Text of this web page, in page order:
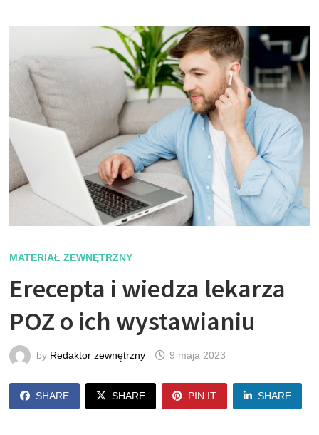
MATERIAŁ ZEWNĘTRZNY
Erecepta i wiedza lekarza
POZ o ich wystawianiu
by Redaktor zewnętrzny 9 maja 2023
SHARE SHARE PIN IT SHARE